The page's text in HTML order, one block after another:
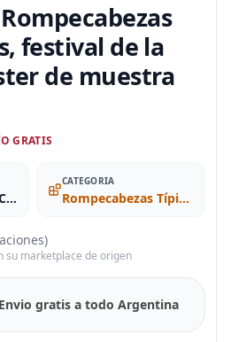
festival de la
de muestra
GRATIS
Cobble Hill Puzzle Company Ltd.
CATEGORIA
Rompecabezas Típicos
su marketplace de origen
Envio gratis a todo Argentina